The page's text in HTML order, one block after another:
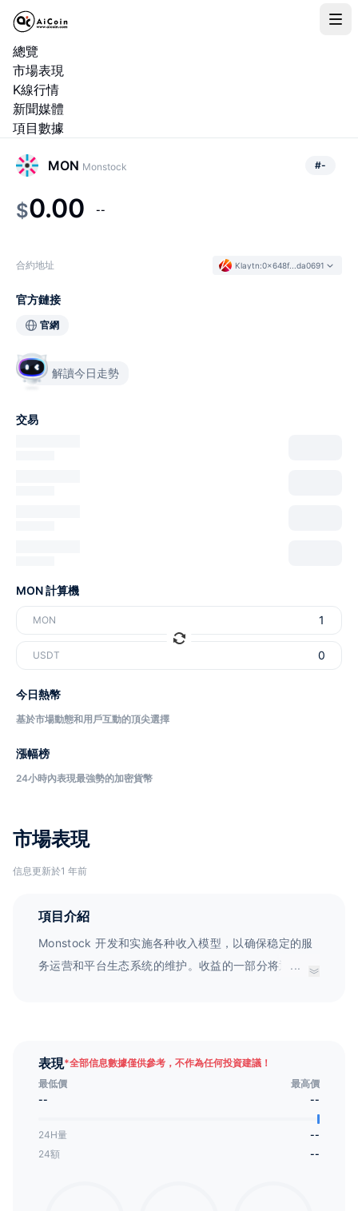
總覽
市場表現
K線行情
新聞媒體
項目數據
市場表現
信息更新於1 年前
項目介紹
Monstock 开发和实施各种收入模型，以确保稳定的服
务运营和平台生态系统的维护。收益的一部分将返还给
...
表現*全部信息數據僅供參考，不作為任何投資建議！
最低價
最高價
--
--
24H量
--
24額
--
MON Monstock #-
$0.00 --
合約地址 Klaytn:0x648f...da0691
官方鏈接
官網
解讀今日走勢
交易
MON 計算機
MON
USDT
今日熱幣
基於市場動態和用戶互動的頂尖選擇
漲幅榜
24小時內表現最強勢的加密貨幣